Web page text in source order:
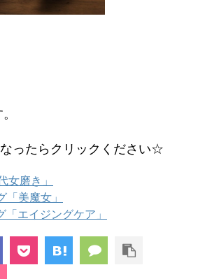
ったらクリックください☆
女磨き」
美魔女」
エイジングケア」